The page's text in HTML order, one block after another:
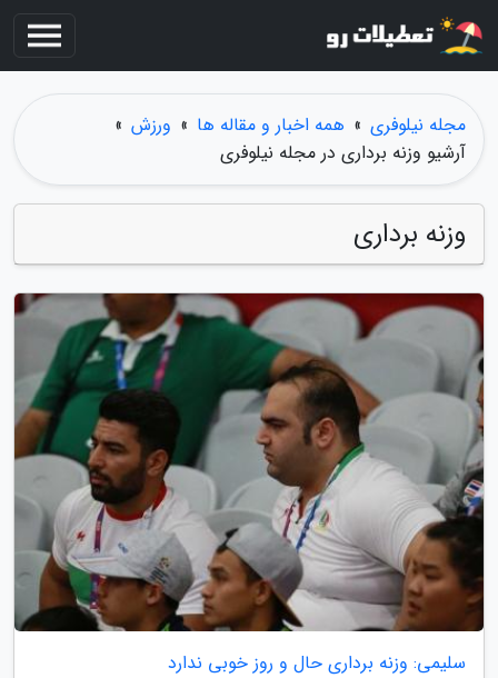
مجله نیلوفری » همه اخبار و مقاله ها » ورزش »
آرشیو وزنه برداری در مجله نیلوفری
وزنه برداری
سلیمی: وزنه برداری حال و روز خوبی ندارد